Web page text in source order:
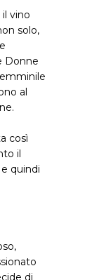
vino
solo,
Donne
al
così
il
quindi
di